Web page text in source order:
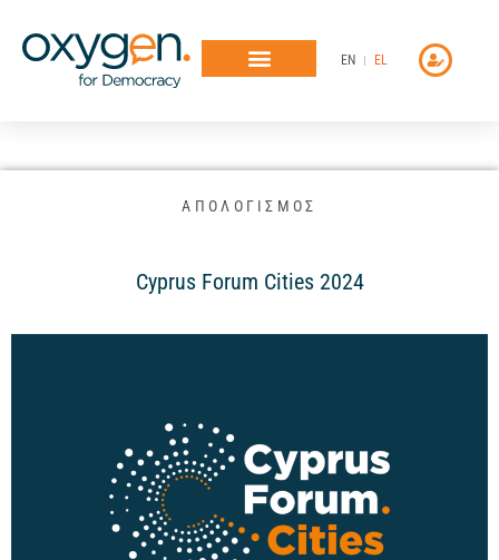
στο
περιεχόμενο
EN EL
ΑΠΟΛΟΓΙΣΜΟΣ
Cyprus Forum Cities 2024